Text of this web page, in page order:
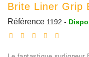
Brite Liner Grip
Référence 1192 -